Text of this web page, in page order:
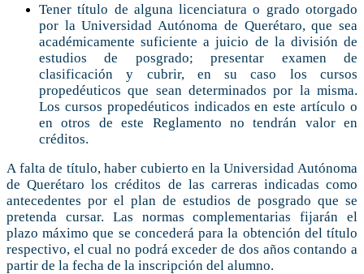
Tener título de alguna licenciatura o grado otorgado
por la Universidad Autónoma de Querétaro, que sea
académicamente suficiente a juicio de la división de
estudios de posgrado; presentar examen de
clasificación y cubrir, en su caso los cursos
propedéuticos que sean determinados por la misma.
Los cursos propedéuticos indicados en este artículo o
en otros de este Reglamento no tendrán valor en
créditos.
A falta de título, haber cubierto en la Universidad Autónoma
de Querétaro los créditos de las carreras indicadas como
antecedentes por el plan de estudios de posgrado que se
pretenda cursar. Las normas complementarias fijarán el
plazo máximo que se concederá para la obtención del título
respectivo, el cual no podrá exceder de dos años contando a
partir de la fecha de la inscripción del alumno.